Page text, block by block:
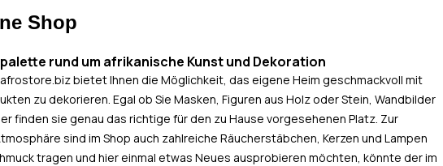
Shop
rund um afrikanische Kunst und Dekoration
bietet Ihnen die Möglichkeit, das eigene Heim geschmackvoll mit
zu dekorieren. Egal ob Sie Masken, Figuren aus Holz oder Stein, Wandbilder
finden sie genau das richtige für den zu Hause vorgesehenen Platz. Zur
sind im Shop auch zahlreiche Räucherstäbchen, Kerzen und Lampen
tragen und hier einmal etwas Neues ausprobieren möchten, könnte der im